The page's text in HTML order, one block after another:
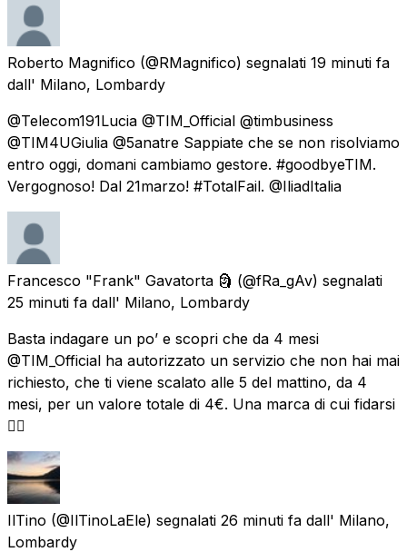
Roberto Magnifico (@RMagnifico) segnalati 19 minuti fa
dall' Milano, Lombardy
@Telecom191Lucia @TIM_Official @timbusiness
@TIM4UGiulia @5anatre Sappiate che se non risolviamo
entro oggi, domani cambiamo gestore. #goodbyeTIM.
Vergognoso! Dal 21marzo! #TotalFail. @IliadItalia
Francesco "Frank" Gavatorta 🗿 (@fRa_gAv) segnalati
25 minuti fa dall' Milano, Lombardy
Basta indagare un po’ e scopri che da 4 mesi
@TIM_Official ha autorizzato un servizio che non hai mai
richiesto, che ti viene scalato alle 5 del mattino, da 4
mesi, per un valore totale di 4€. Una marca di cui fidarsi
👍🏾
IlTino (@IlTinoLaEle) segnalati 26 minuti fa dall' Milano,
Lombardy